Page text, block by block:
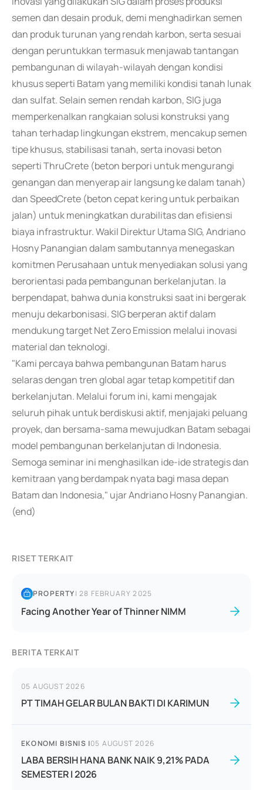
semen dan desain produk, demi menghadirkan semen
dan produk turunan yang rendah karbon, serta sesuai
dengan peruntukkan termasuk menjawab tantangan
pembangunan di wilayah-wilayah dengan kondisi
khusus seperti Batam yang memiliki kondisi tanah lunak
dan sulfat. Selain semen rendah karbon, SIG juga
memperkenalkan rangkaian solusi konstruksi yang
tahan terhadap lingkungan ekstrem, mencakup semen
tipe khusus, stabilisasi tanah, serta inovasi beton
seperti ThruCrete (beton berpori untuk mengurangi
genangan dan menyerap air langsung ke dalam tanah)
dan SpeedCrete (beton cepat kering untuk perbaikan
jalan) untuk meningkatkan durabilitas dan efisiensi
biaya infrastruktur. Wakil Direktur Utama SIG, Andriano
Hosny Panangian dalam sambutannya menegaskan
komitmen Perusahaan untuk menyediakan solusi yang
berorientasi pada pembangunan berkelanjutan. Ia
berpendapat, bahwa dunia konstruksi saat ini bergerak
menuju dekarbonisasi. SIG berperan aktif dalam
mendukung target Net Zero Emission melalui inovasi
material dan teknologi.
"Kami percaya bahwa pembangunan Batam harus
selaras dengan tren global agar tetap kompetitif dan
berkelanjutan. Melalui forum ini, kami mengajak
seluruh pihak untuk berdiskusi aktif, menjajaki peluang
proyek, dan bersama-sama mewujudkan Batam sebagai
model pembangunan berkelanjutan di Indonesia.
Semoga seminar ini menghasilkan ide-ide strategis dan
kemitraan yang berdampak nyata bagi masa depan
Batam dan Indonesia," ujar Andriano Hosny Panangian.
(end)
RISET TERKAIT
PROPERTY|28 FEBRUARY 2025
Facing Another Year of Thinner NIMM
BERITA TERKAIT
05 AUGUST 2026
PT TIMAH GELAR BULAN BAKTI DI KARIMUN
EKONOMI BISNIS |05 AUGUST 2026
LABA BERSIH HANA BANK NAIK 9,21% PADA
SEMESTER I 2026